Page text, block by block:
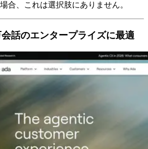
合、これは選択肢にありません。
話のエンタープライズに最適